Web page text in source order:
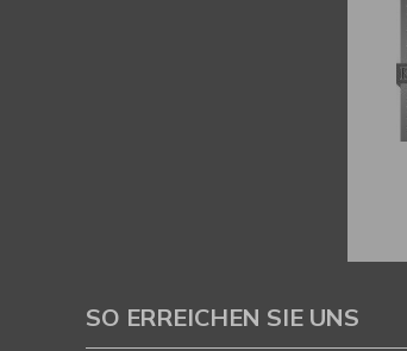
SO ERREICHEN SIE UNS